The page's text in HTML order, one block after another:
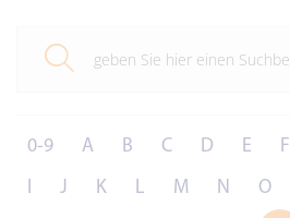
0-9 A B C D E F
I
J K L M N O